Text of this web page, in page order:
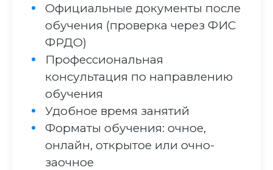
Официальные документы после
обучения (проверка через ФИС
ФРДО)
Профессиональная
консультация по направлению
обучения
Удобное время занятий
Форматы обучения: очное,
онлайн, открытое или очно-
заочное